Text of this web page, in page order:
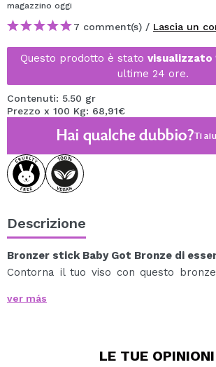
magazzino oggi
7 comment(s) / Lascia un
Questo prodotto è stato visualizzato
ultime 24 ore.
Contenuti: 5.50 gr
Prezzo x 100 Kg: 68,91€
Hai qualche dubbio?Ti
Descrizione
Bronzer stick Baby Got Bronze di
Contorna il tuo viso con questo
carnagione baciata dal sole in
Fornisce una finitura naturale sul viso.
ver más
LE TUE OPINIONI